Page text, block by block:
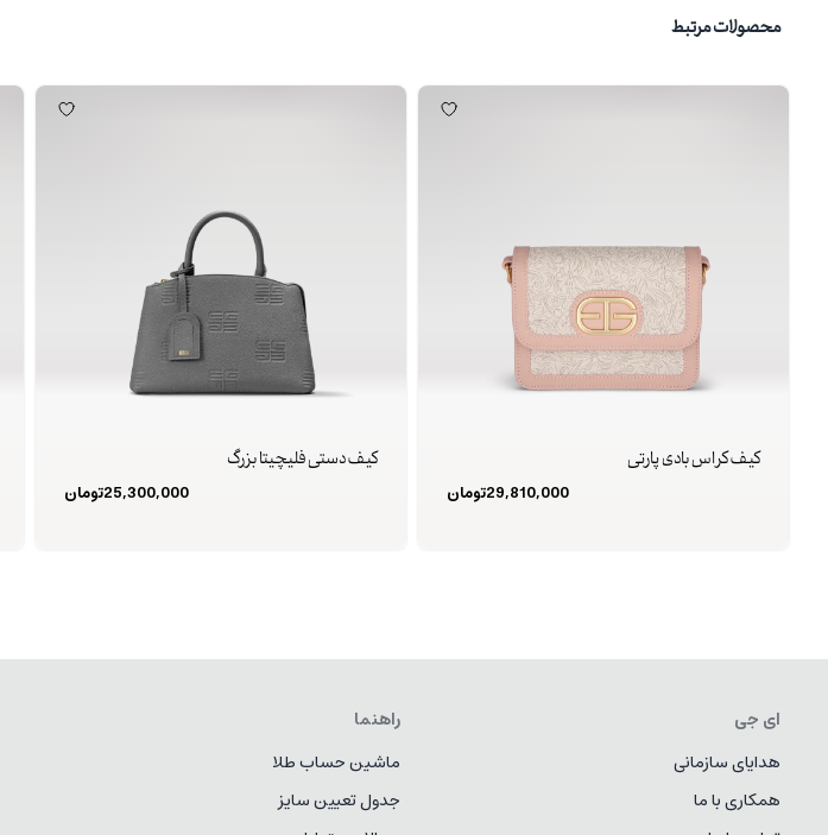
محصولات مرتبط
کیف کراس بادی پارتی
29,810,000تومان
کیف دستی فلیچیتا بزرگ
25,300,000تومان
ای جی
هدایای سازمانی
همکاری با ما
راهنما
ماشین حساب طلا
جدول تعیین سایز